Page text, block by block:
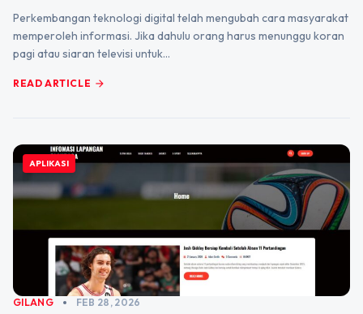
Perkembangan teknologi digital telah mengubah cara masyarakat
memperoleh informasi. Jika dahulu orang harus menunggu koran
pagi atau siaran televisi untuk…
READ ARTICLE arrow_forward
APLIKASI
GILANG FEB 28, 2026